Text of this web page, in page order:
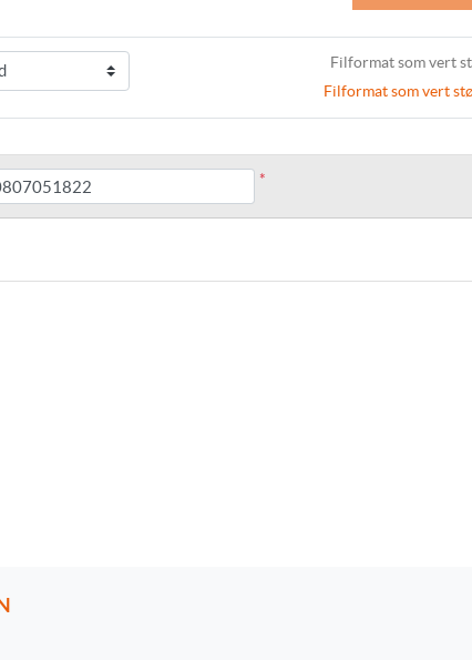
Filformat som vert
Filformat som vert
*